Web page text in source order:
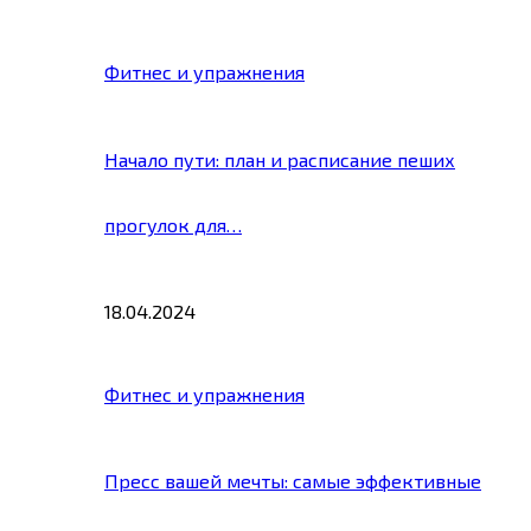
Фитнес и упражнения
Начало пути: план и расписание пеших
прогулок для…
18.04.2024
Фитнес и упражнения
Пресс вашей мечты: самые эффективные